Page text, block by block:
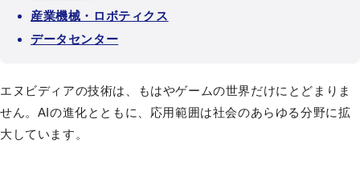
産業機械・ロボティクス
データセンター
エヌビディアの技術は、もはやゲームの世界だけにとどまりま
せん。AIの進化とともに、応用範囲は社会のあらゆる分野に拡
大しています。